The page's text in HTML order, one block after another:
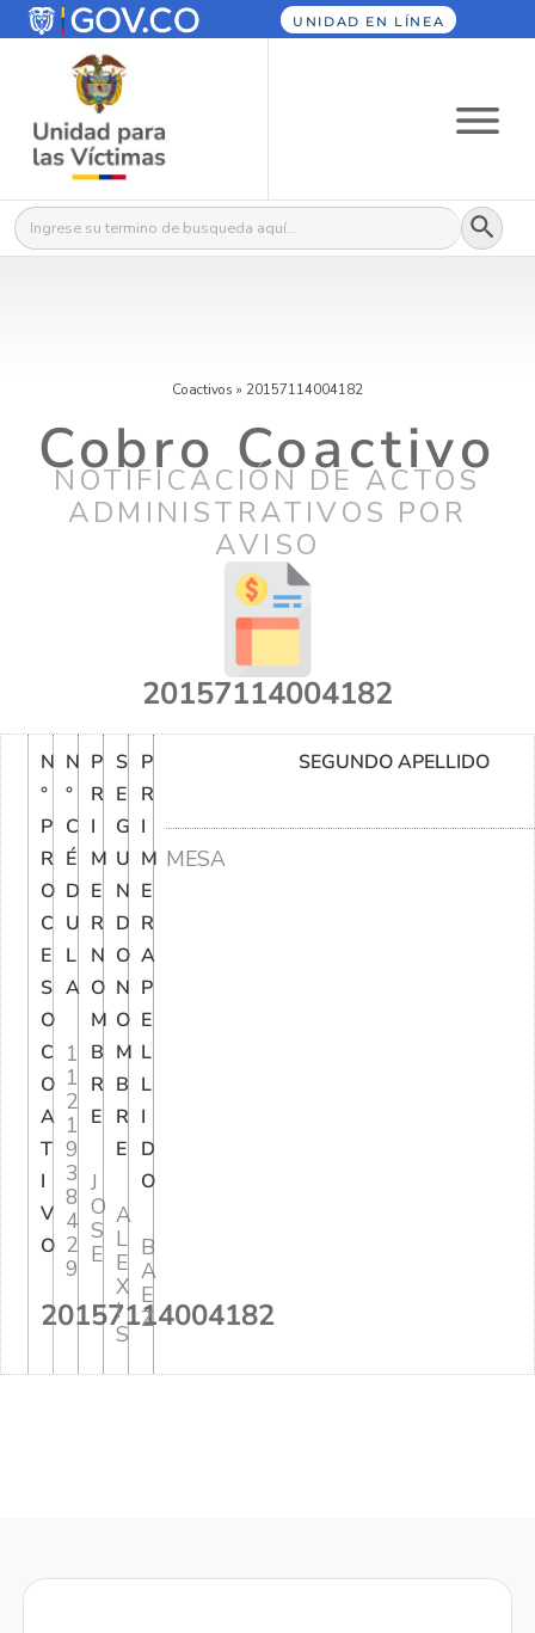
UNIDAD EN LÍNEA
Buscar: Botón
Coactivos » 20157114004182
Cobro Coactivo
NOTIFICACIÓN DE ACTOS
ADMINISTRATIVOS POR
AVISO
20157114004182
N
°
P
R
O
C
E
S
O
C
O
A
T
I
V
O
20157114004182
N
°
C
É
D
U
L
A
1
1
2
1
9
3
8
4
2
9
P
R
I
M
E
R
N
O
M
B
R
E
J
O
S
E
S
E
G
U
N
D
O
N
O
M
B
R
E
A
L
E
X
I
S
P
R
I
M
E
R
A
P
E
L
L
I
D
O
B
A
E
Z
SEGUNDO APELLIDO
MESA